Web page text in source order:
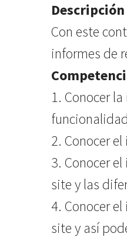
Descripción
Con este
informes de
1. Conocer
2. Conocer
3. Conocer
site y las
4. Conocer
site y así